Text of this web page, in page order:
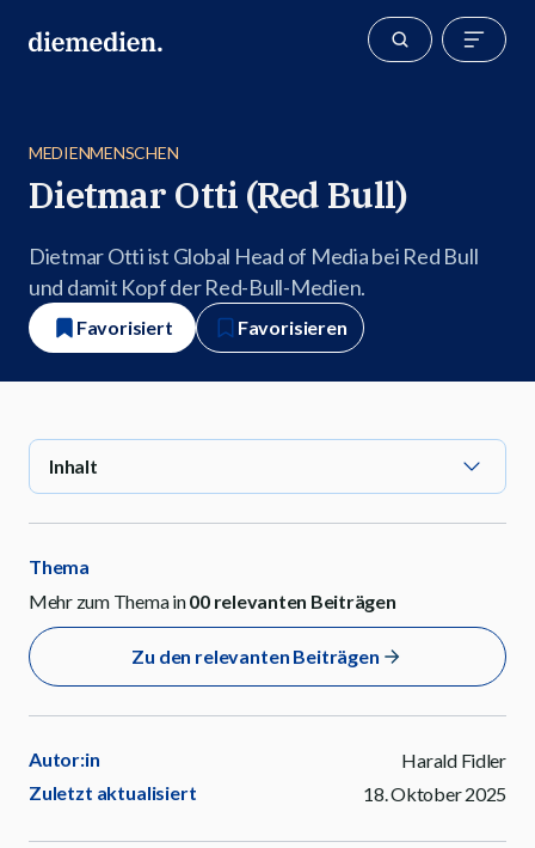
MEDIENMENSCHEN
Dietmar Otti (Red Bull)
Dietmar Otti ist Global Head of Media bei Red Bull
und damit Kopf der Red-Bull-Medien.
Favorisiert Favorisieren
Inhalt
Thema
Mehr zum Thema in00 relevanten Beiträgen
Zu den relevanten Beiträgen
Autor:in
Harald Fidler
Zuletzt aktualisiert
18. Oktober 2025